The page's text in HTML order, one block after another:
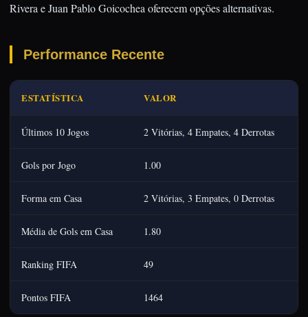
Rivera e Juan Pablo Goicochea oferecem opções alternativas.
Performance Recente
ESTATÍSTICA VALOR
Últimos 10 Jogos 2 Vitórias, 4 Empates, 4 Derrotas
Gols por Jogo 1.00
Forma em Casa 2 Vitórias, 3 Empates, 0 Derrotas
Média de Gols em Casa 1.80
Ranking FIFA 49
Pontos FIFA 1464